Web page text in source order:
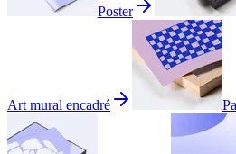
Poster
Art mural encadré